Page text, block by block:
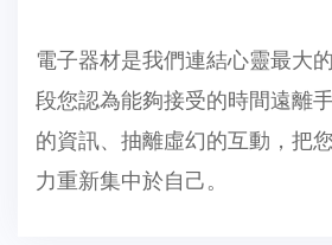
電子器材是我們連結心靈最大
段您認為能夠接受的時間遠離
的資訊、抽離虛幻的互動，把
力重新集中於自己。